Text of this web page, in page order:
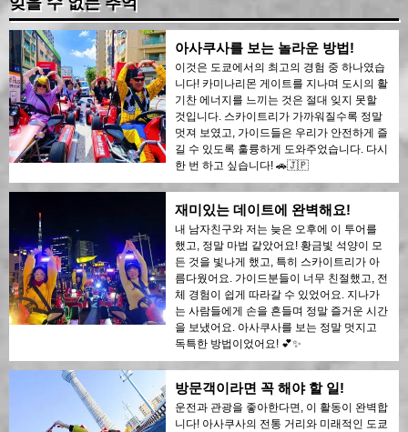
아사쿠사를 보는 놀라운 방법!
이것은 도쿄에서의 최고의 경험 중 하나였습
니다! 카미나리몬 게이트를 지나며 도시의 활
기찬 에너지를 느끼는 것은 절대 잊지 못할
것입니다. 스카이트리가 가까워질수록 정말
멋져 보였고, 가이드들은 우리가 안전하게 즐
길 수 있도록 훌륭하게 도와주었습니다. 다시
한 번 하고 싶습니다! 🚗🇯🇵
재미있는 데이트에 완벽해요!
내 남자친구와 저는 늦은 오후에 이 투어를
했고, 정말 마법 같았어요! 황금빛 석양이 모
든 것을 빛나게 했고, 특히 스카이트리가 아
름다웠어요. 가이드분들이 너무 친절했고, 전
체 경험이 쉽게 따라갈 수 있었어요. 지나가
는 사람들에게 손을 흔들며 정말 즐거운 시간
을 보냈어요. 아사쿠사를 보는 정말 멋지고
독특한 방법이었어요! 💕✨
방문객이라면 꼭 해야 할 일!
운전과 관광을 좋아한다면, 이 활동이 완벽합
니다! 아사쿠사의 전통 거리와 미래적인 도쿄